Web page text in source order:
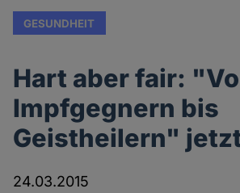
GESUNDHEIT
Hart aber fair:
Impfgegnern bis
Geistheilern"
24.03.2015